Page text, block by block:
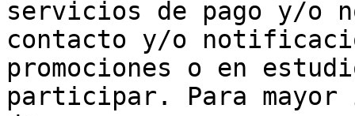
servicios de pago y/o
contacto y/o
promociones o en
participar. Para